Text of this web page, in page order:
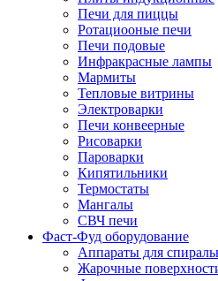
Печи для пиццы
Ротациооные печи
Печи подовые
Инфракрасные лампы
Мармиты
Тепловые витрины
Электроварки
Печи конвеерные
Рисоварки
Пароварки
Кипятильники
Термостаты
Мангалы
СВЧ печи
Фаст-Фуд оборудование
Аппараты для
Жарочные